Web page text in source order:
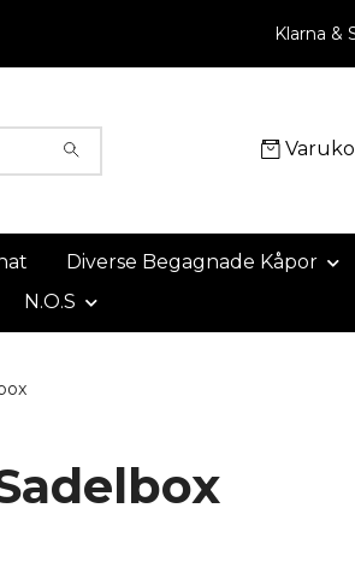
Klarna &
Diverse Begagnade Kåpor
N.O.S